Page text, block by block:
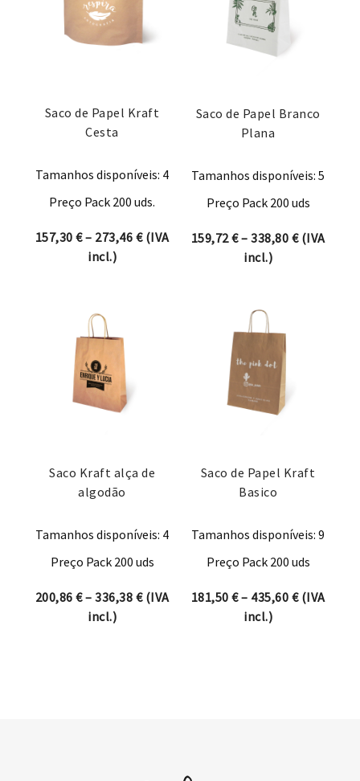
Saco de Papel Kraft
Cesta
Tamanhos disponíveis: 4
Preço Pack 200 uds.
157,30 €– 273,46 €Price range: 157,30 € through 273,46
(IVA
incl.)
Saco de Papel Branco
Plana
Tamanhos disponíveis: 5
Preço Pack 200 uds
159,72€– 338,80 €Price
(IVA
incl.)
Saco Kraft alça de
algodão
Tamanhos disponíveis: 4
Preço Pack 200 uds
200,86 €– 336,38 €Price range: 200,86 € through 336,38
(IVA
incl.)
Saco de Papel Kraft
Basico
Tamanhos disponíveis: 9
Preço Pack 200 uds
181,50 €– 435,60 €Price
(IVA
incl.)